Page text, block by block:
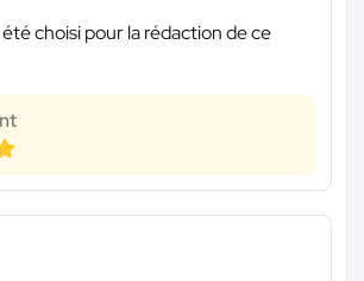
choisi pour la rédaction de ce